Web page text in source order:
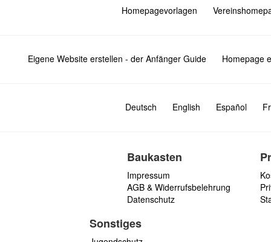
Homepagevorlagen
Eigene Website erstellen - der Anfänger Guide Homepage
Deutsch English Español
Baukasten
Impressum
AGB & Widerrufsbelehrung
Datenschutz
Sonstiges